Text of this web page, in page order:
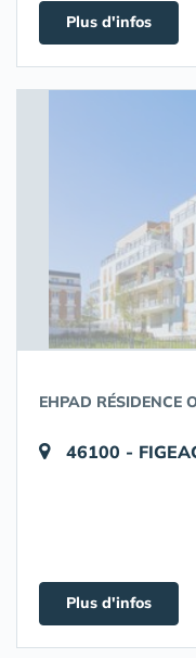
Plus d'infos
EHPAD RÉSIDENCE
46100 -
Plus d'infos